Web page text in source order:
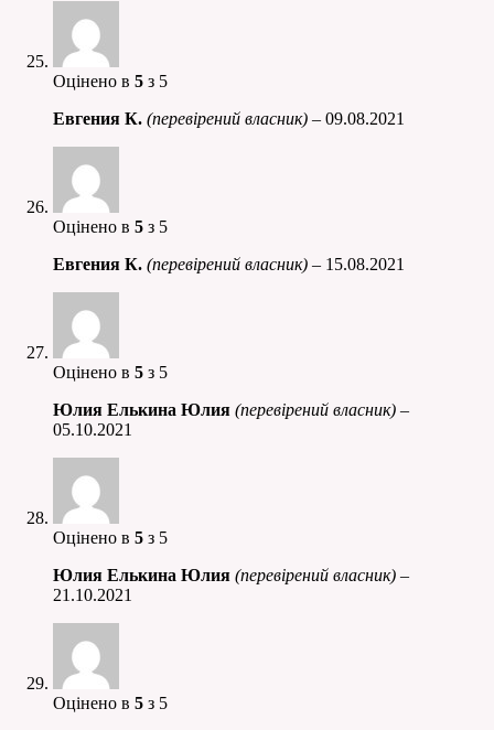
Оцінено в 5 з 5
Евгения К. (перевірений власник) – 09.08.2021
Оцінено в 5 з 5
Евгения К. (перевірений власник) – 15.08.2021
Оцінено в 5 з 5
Юлия Елькина Юлия (перевірений власник) –
05.10.2021
Оцінено в 5 з 5
Юлия Елькина Юлия (перевірений власник) –
21.10.2021
Оцінено в 5 з 5